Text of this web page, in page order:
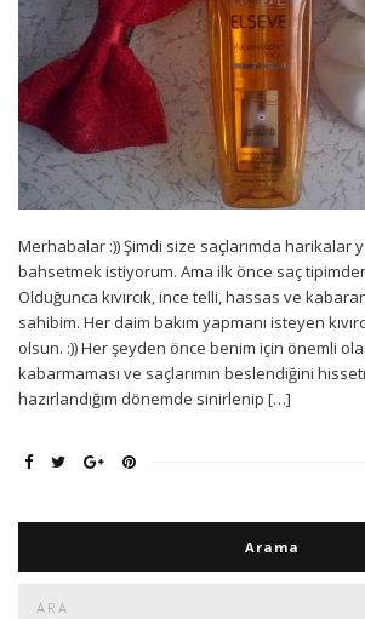
Merhabalar :)) Şimdi size saçlarımda harikalar
bahsetmek istiyorum. Ama ilk önce saç
Olduğunca kıvırcık, ince telli, hassas ve
sahibim. Her daim bakım yapmanı isteyen
olsun. :)) Her şeyden önce benim için önemli
kabarmaması ve saçlarımın beslendiğini
hazırlandığım dönemde sinirlenip […]
Arama